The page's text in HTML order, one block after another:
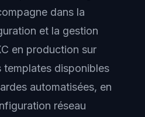
dans la
et la gestion
en production sur
templates disponibles
automatisées, en
réseau